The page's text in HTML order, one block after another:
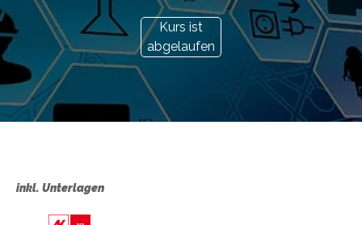
Kurs ist
abgelaufen
inkl. Unterlagen